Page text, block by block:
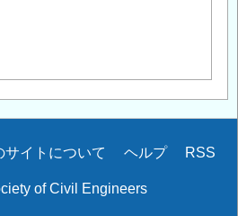
サイトについて ヘルプ RSS
of Civil Engineers